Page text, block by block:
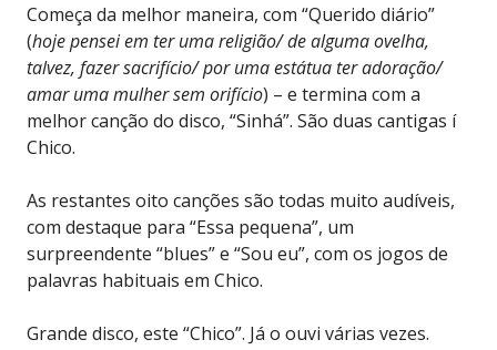
Começa da melhor maneira, com “Querido diário”
(hoje pensei em ter uma religião/ de alguma ovelha,
talvez, fazer sacrifício/ por uma estátua ter adoração/
amar uma mulher sem orifício) – e termina com a
melhor canção do disco, “Sinhá”. São duas cantigas í
Chico.
As restantes oito canções são todas muito audíveis,
com destaque para “Essa pequena”, um
surpreendente “blues” e “Sou eu”, com os jogos de
palavras habituais em Chico.
Grande disco, este “Chico”. Já o ouvi várias vezes.